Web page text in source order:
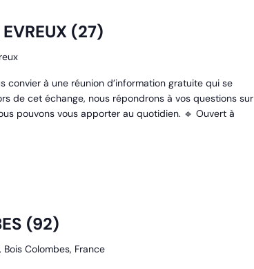
(27)
convier à une réunion d’information gratuite qui se
de cet échange, nous répondrons à vos questions sur
pouvons vous apporter au quotidien. 🔹 Ouvert à
(92)
Bois Colombes, France